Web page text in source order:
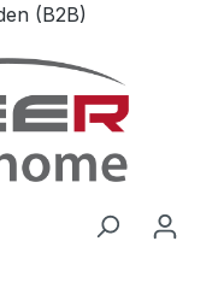
(B2B)